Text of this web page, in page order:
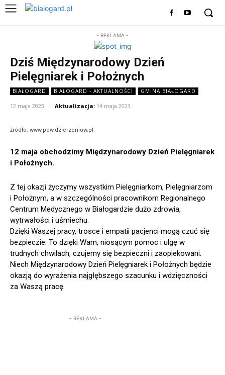
- REKLAMA -
Dziś Międzynarodowy Dzień
Pielęgniarek i Położnych
BIAŁOGARD BIAŁOGARD - AKTUALNOŚCI GMINA BIAŁOGARD
12 maja 2023 Aktualizacja: 14 maja 2023
źródło: www.pow.dzierzoniow.pl
12 maja obchodzimy Międzynarodowy Dzień Pielęgniarek
i Położnych.
Z tej okazji życzymy wszystkim Pielęgniarkom, Pielęgniarzom
i Położnym, a w szczególności pracownikom Regionalnego
Centrum Medycznego w Białogardzie dużo zdrowia,
wytrwałości i uśmiechu.
Dzięki Waszej pracy, trosce i empatii pacjenci mogą czuć się
bezpieczie. To dzięki Wam, niosącym pomoc i ulgę w
trudnych chwilach, czujemy się bezpieczni i zaopiekowani.
Niech Międzynarodowy Dzień Pielęgniarek i Położnych będzie
okazją do wyrażenia najgłębszego szacunku i wdzięczności
za Waszą pracę.
- REKLAMA -